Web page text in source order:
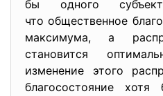
бы одного
что общественное
максимума, а
становится
изменение этого
благосостояние